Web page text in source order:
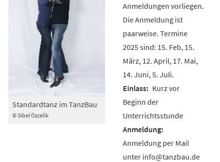
© Sibel Özcelik
Standardtanz im TanzBau
Anmeldungen vorliegen.
Die Anmeldung ist
paarweise. Termine
2025 sind: 15. Feb, 15.
März, 12. April, 17. Mai,
14. Juni, 5. Juli.
Kurz vor
Beginn der
Unterrichtsstunde
Anmeldung per Mail
unter info@tanzbau.de